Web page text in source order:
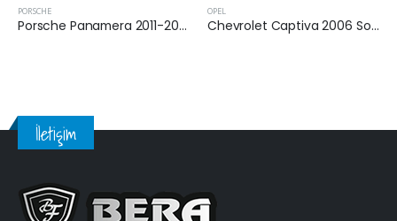
PORSCHE
Porsche Panamera 2011-2016 Arası 3.0 Dizel Hava Filtresi
OPEL
Chevrolet Captiva 2006 Sonrası Kabin Filtresi
İletişim